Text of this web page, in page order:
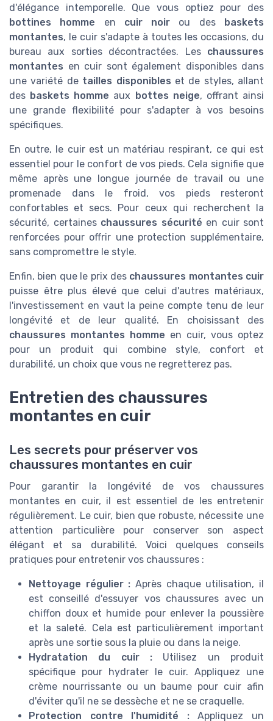
d'élégance intemporelle. Que vous optiez pour des
bottines homme en cuir noir ou des
baskets
montantes, le cuir s'adapte à toutes les occasions, du
bureau aux sorties décontractées. Les chaussures
montantes en cuir sont également disponibles dans
une variété de tailles disponibles et de styles, allant
des baskets homme aux bottes neige, offrant ainsi
une grande flexibilité pour s'adapter à vos besoins
spécifiques.
En outre, le cuir est un matériau respirant, ce qui est
essentiel pour le confort de vos pieds. Cela signifie que
même après une longue journée de travail ou une
promenade dans le froid, vos pieds resteront
confortables et secs. Pour ceux qui recherchent la
sécurité, certaines chaussures sécurité en cuir sont
renforcées pour offrir une protection supplémentaire,
sans compromettre le style.
Enfin, bien que le prix des chaussures montantes cuir
puisse être plus élevé que celui d'autres matériaux,
l'investissement en vaut la peine compte tenu de leur
longévité et de leur qualité. En choisissant des
chaussures montantes homme en cuir, vous optez
pour un produit qui combine style, confort et
durabilité, un choix que vous ne regretterez pas.
Entretien des chaussures
montantes en cuir
Les secrets pour préserver vos
chaussures montantes en cuir
Pour garantir la longévité de vos chaussures
montantes en cuir, il est essentiel de les entretenir
régulièrement. Le cuir, bien que robuste, nécessite une
attention particulière pour conserver son aspect
élégant et sa durabilité. Voici quelques conseils
pratiques pour entretenir vos chaussures :
Nettoyage régulier : Après chaque utilisation, il
est conseillé d'essuyer vos chaussures avec un
chiffon doux et humide pour enlever la poussière
et la saleté. Cela est particulièrement important
après une sortie sous la pluie ou dans la neige.
Hydratation du cuir : Utilisez un produit
spécifique pour hydrater le cuir. Appliquez une
crème nourrissante ou un baume pour cuir afin
d'éviter qu'il ne se dessèche et ne se craquelle.
Protection contre l'humidité :Appliquez un